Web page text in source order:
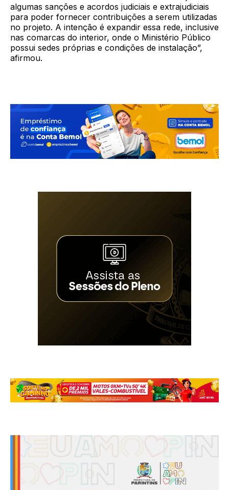
algumas sanções e acordos judiciais e extrajudiciais
para poder fornecer contribuições a serem utilizadas
no projeto. A intenção é expandir essa rede, inclusive
nas comarcas do interior, onde o Ministério Público
possui sedes próprias e condições de instalação”,
afirmou.